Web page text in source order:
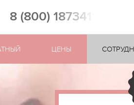
8 (800) 1873411
ЦЕНЫ